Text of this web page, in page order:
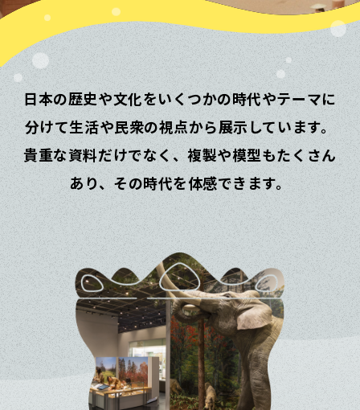
日本の歴史や文化をいくつかの時代やテーマに
分けて生活や民衆の視点から展示しています。
貴重な資料だけでなく、複製や模型もたくさん
あり、その時代を体感できます。